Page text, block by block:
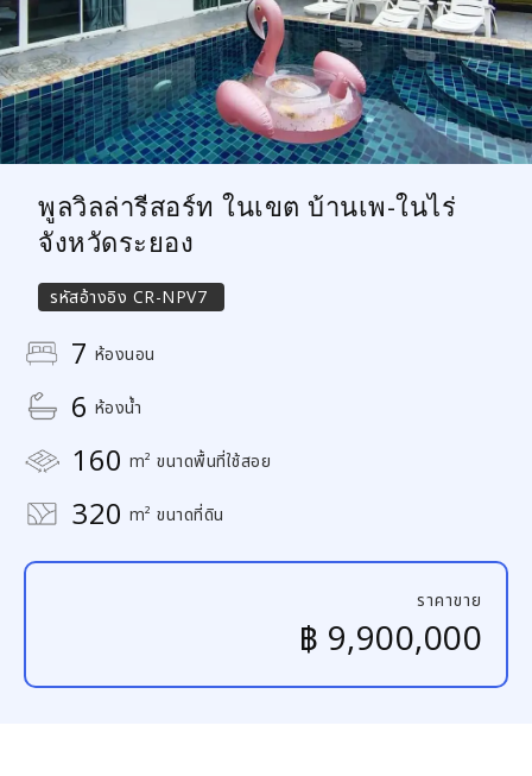
พูลวิลล่ารีสอร์ท ในเขต บ้านเพ-ในไร่
จังหวัดระยอง
รหัสอ้างอิง CR-NPV7
7 ห้องนอน
6 ห้องน้ำ
160 m² ขนาดพื้นที่ใช้สอย
320 m² ขนาดที่ดิน
ราคาขาย
฿ 9,900,000